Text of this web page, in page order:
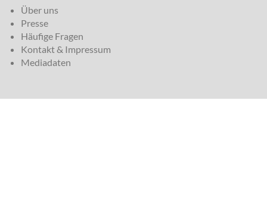
Über uns
Presse
Häufige Fragen
Kontakt & Impressum
Mediadaten